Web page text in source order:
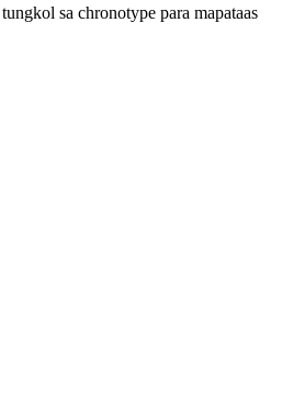
sa chronotype para mapataas